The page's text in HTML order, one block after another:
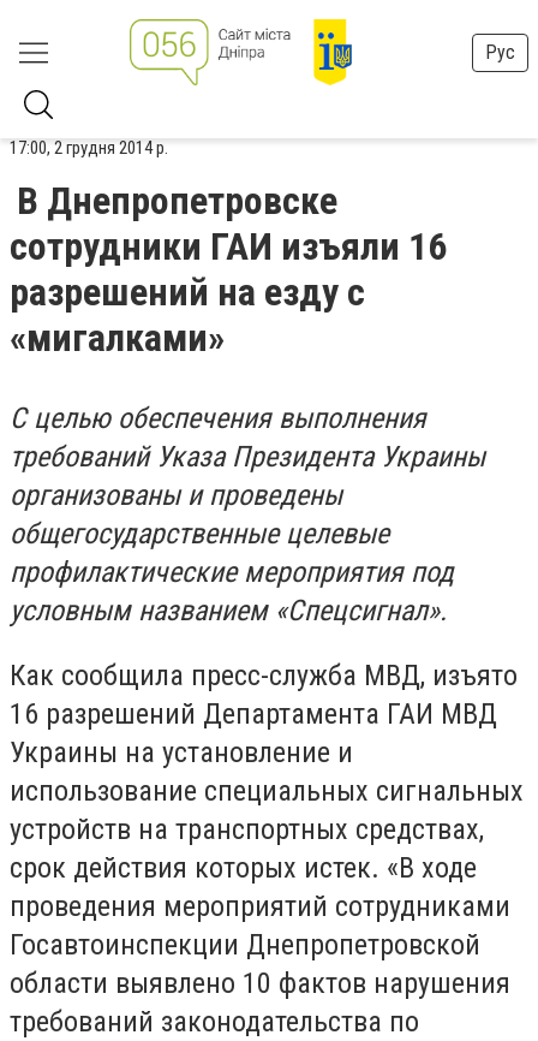
Рус
17:00, 2 грудня 2014 р.
В Днепропетровске
сотрудники ГАИ изъяли 16
разрешений на езду с
«мигалками»
С целью обеспечения выполнения
требований Указа Президента Украины
организованы и проведены
общегосударственные целевые
профилактические мероприятия под
условным названием «Спецсигнал».
Как сообщила пресс-служба МВД, изъято
16 разрешений Департамента ГАИ МВД
Украины на установление и
использование специальных сигнальных
устройств на транспортных средствах,
срок действия которых истек. «В ходе
проведения мероприятий сотрудниками
Госавтоинспекции Днепропетровской
области выявлено 10 фактов нарушения
требований законодательства по